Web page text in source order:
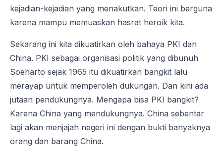
kejadian-kejadian yang menakutkan. Teori ini berguna
karena mampu memuaskan hasrat heroik kita.
Sekarang ini kita dikuatirkan oleh bahaya PKI dan
China. PKI sebagai organisasi politik yang dibunuh
Soeharto sejak 1965 itu dikuatirkan bangkit lalu
merayap untuk memperoleh dukungan. Dan kini ada
jutaan pendukungnya. Mengapa bisa PKI bangkit?
Karena China yang mendukungnya. China sebentar
lagi akan menjajah negeri ini dengan bukti banyaknya
orang dan barang China.